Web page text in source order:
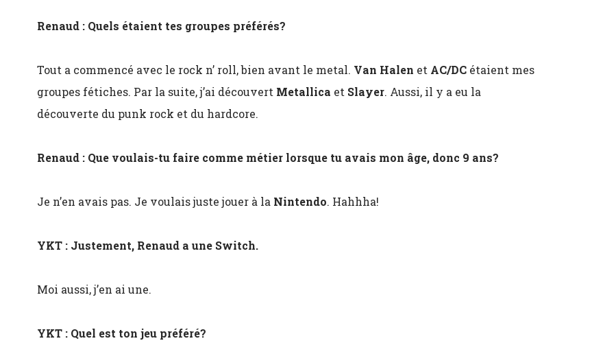
Renaud : Quels étaient tes groupes préférés?
Tout a commencé avec le rock n’ roll, bien avant le metal. Van Halen et AC/DCétaient mes
groupes fétiches. Par la suite, j’ai découvert Metallica et Slayer. Aussi, il y a eu la
découverte du punk rock et du hardcore.
Renaud : Que voulais-tu faire comme métier lorsque tu avais mon âge, donc 9 ans?
Je n’en avais pas. Je voulais juste jouer à la Nintendo. Hahhha!
YKT : Justement, Renaud a une Switch.
Moi aussi, j’en ai une.
YKT : Quel est ton jeu préféré?